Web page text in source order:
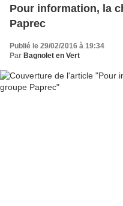
Pour information, la
Paprec
Publié le 29/02/2016 à 19:34
Par Bagnolet en Vert